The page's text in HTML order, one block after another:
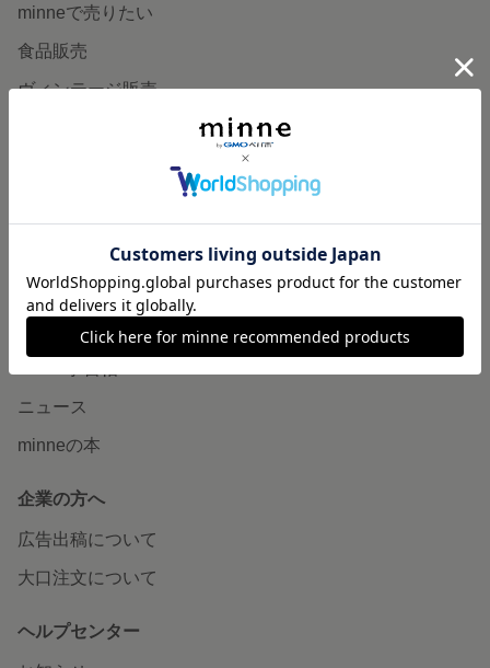
minneで売りたい
食品販売
ヴィンテージ販売
読みもの
minneとものづくりと
ニュース
minneの本
企業の方へ
広告出稿について
大口注文について
ヘルプセンター